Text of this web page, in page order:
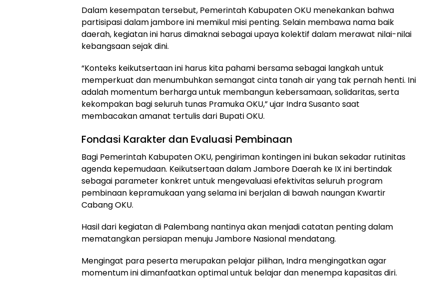
Dalam kesempatan tersebut, Pemerintah Kabupaten OKU menekankan bahwa
partisipasi dalam jambore ini memikul misi penting. Selain membawa nama baik
daerah, kegiatan ini harus dimaknai sebagai upaya kolektif dalam merawat nilai-nilai
kebangsaan sejak dini.
“Konteks keikutsertaan ini harus kita pahami bersama sebagai langkah untuk
memperkuat dan menumbuhkan semangat cinta tanah air yang tak pernah henti. Ini
adalah momentum berharga untuk membangun kebersamaan, solidaritas, serta
kekompakan bagi seluruh tunas Pramuka OKU,” ujar Indra Susanto saat
membacakan amanat tertulis dari Bupati OKU.
Fondasi Karakter dan Evaluasi Pembinaan
Bagi Pemerintah Kabupaten OKU, pengiriman kontingen ini bukan sekadar rutinitas
agenda kepemudaan. Keikutsertaan dalam Jambore Daerah ke IX ini bertindak
sebagai parameter konkret untuk mengevaluasi efektivitas seluruh program
pembinaan kepramukaan yang selama ini berjalan di bawah naungan Kwartir
Cabang OKU.
Hasil dari kegiatan di Palembang nantinya akan menjadi catatan penting dalam
mematangkan persiapan menuju Jambore Nasional mendatang.
Mengingat para peserta merupakan pelajar pilihan, Indra mengingatkan agar
momentum ini dimanfaatkan optimal untuk belajar dan menempa kapasitas diri.